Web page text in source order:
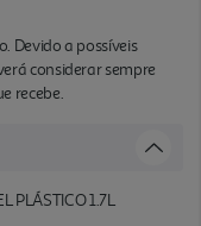
Devido a possíveis
considerar sempre
recebe.
PLÁSTICO 1.7L